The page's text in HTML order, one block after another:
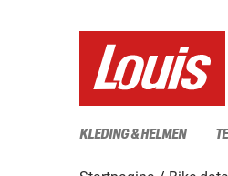
KLEDING & HELMEN